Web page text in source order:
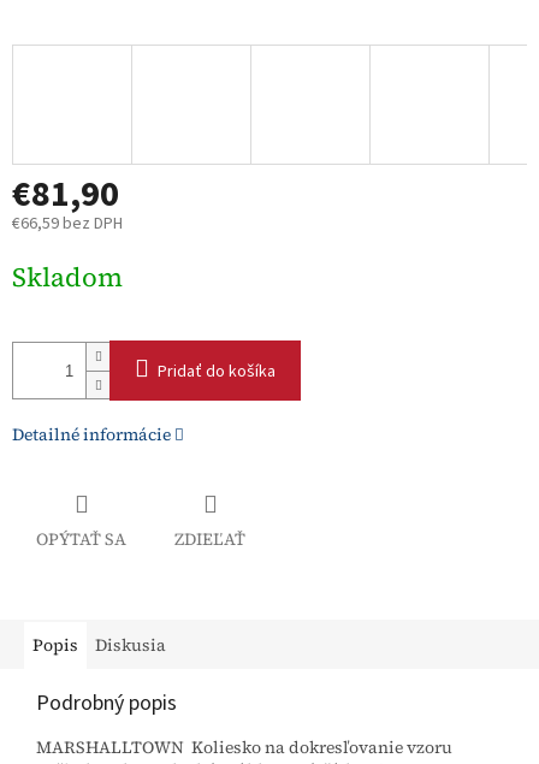
€81,90
€66,59 bez DPH
cena:
Skladom
Pridať do košíka
Detailné informácie
OPÝTAŤ SA ZDIEĽAŤ
Popis Diskusia
Podrobný popis
MARSHALLTOWN Koliesko na dokresľovanie vzoru